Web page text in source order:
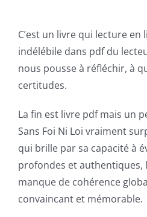
C’est un livre qui lecture
indélébile dans pdf du
nous pousse à réfléchir, à
certitudes.
La fin est livre pdf mais un
Sans Foi Ni Loi vraiment
qui brille par sa capacité à
profondes et authentiques,
manque de cohérence
convaincant et mémorable.
Exploring
the
Intersection